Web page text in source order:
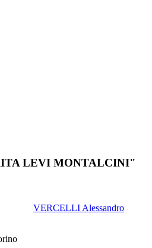
LEVI MONTALCINI"
VERCELLI Alessandro